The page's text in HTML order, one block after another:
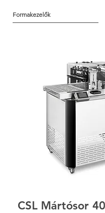
Formakezelők
CSL Mártósor